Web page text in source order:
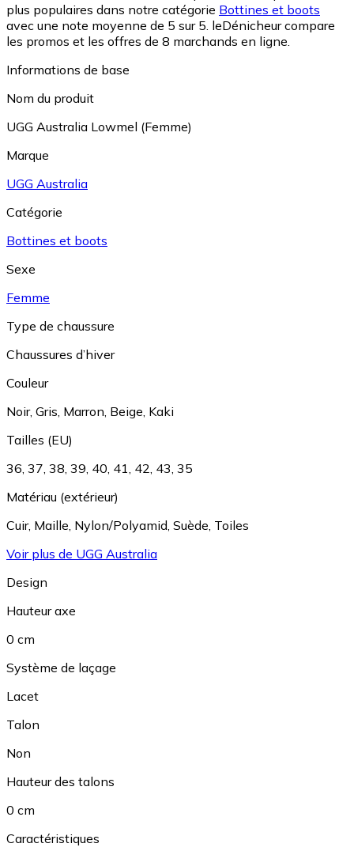
plus populaires dans notre catégorie Bottines et boots
avec une note moyenne de 5 sur 5. leDénicheur compare
les promos et les offres de 8 marchands en ligne.
Informations de base
Nom du produit
UGG Australia Lowmel (Femme)
Marque
UGG Australia
Catégorie
Bottines et boots
Sexe
Femme
Type de chaussure
Chaussures d’hiver
Couleur
Noir, Gris Marron Beige Kaki
Tailles (EU)
36 37 38 39 40 41 42 43 35
Matériau (extérieur)
Cuir, Maille Nylon/Polyamid Suède Toiles
Voir plus de UGG Australia
Design
Hauteur axe
0 cm
Système de laçage
Lacet
Talon
Non
Hauteur des talons
0 cm
Caractéristiques